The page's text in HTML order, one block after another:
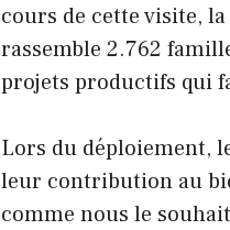
cours de cette visite,
rassemble 2.762
projets productifs qui
Lors du déploiement,
leur contribution au
comme nous le